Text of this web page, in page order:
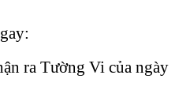
ra Tường Vi của ngày